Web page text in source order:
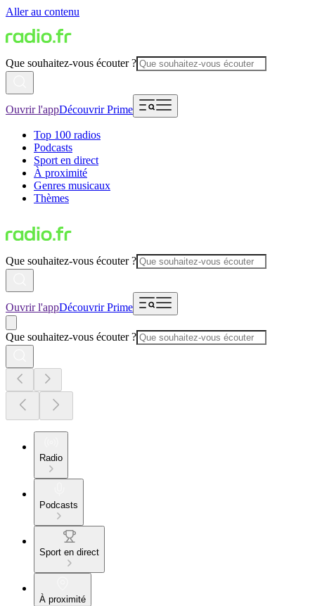
Aller au contenu
Que souhaitez-vous écouter ?
Ouvrir l'appDécouvrir Prime
Top 100 radios
Podcasts
Sport en direct
À proximité
Genres musicaux
Thèmes
Que souhaitez-vous écouter ?
Ouvrir l'appDécouvrir Prime
Que souhaitez-vous écouter ?
Radio
Podcasts
Sport en direct
À proximité